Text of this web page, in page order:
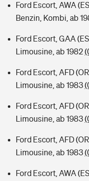
Ford Escort, AWA
Benzin, Kombi, ab
Ford Escort, GAA
Limousine, ab 1982
Ford Escort, AFD
Limousine, ab 1983
Ford Escort, AFD
Limousine, ab 1983
Ford Escort, AFD
Limousine, ab 1983
Ford Escort, AWA